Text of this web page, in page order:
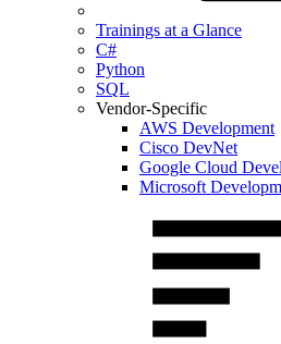
Trainings at a Glance
C#
Python
SQL
Vendor-Specific
AWS Development
Cisco DevNet
Google Cloud
Microsoft